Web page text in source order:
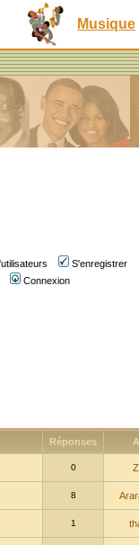
Musique
S'enregistrer
Connexion
Réponses
0
8
1